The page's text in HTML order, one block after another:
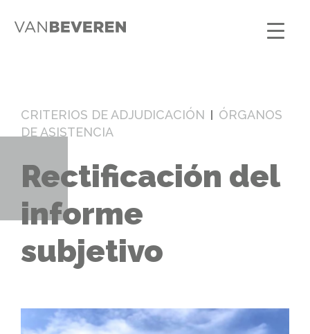
CRITERIOS DE ADJUDICACIÓN
ÓRGANOS
DE ASISTENCIA
Rectificación del
informe
subjetivo